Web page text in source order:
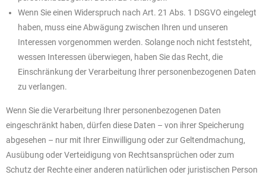
Wenn Sie einen Widerspruch nach Art. 21 Abs. 1 DSGVO eingelegt
haben, muss eine Abwägung zwischen Ihren und unseren
Interessen vorgenommen werden. Solange noch nicht feststeht,
wessen Interessen überwiegen, haben Sie das Recht, die
Einschränkung der Verarbeitung Ihrer personenbezogenen Daten
zu verlangen.
Wenn Sie die Verarbeitung Ihrer personenbezogenen Daten
eingeschränkt haben, dürfen diese Daten – von ihrer Speicherung
abgesehen – nur mit Ihrer Einwilligung oder zur Geltendmachung,
Ausübung oder Verteidigung von Rechtsansprüchen oder zum
Schutz der Rechte einer anderen natürlichen oder juristischen Person